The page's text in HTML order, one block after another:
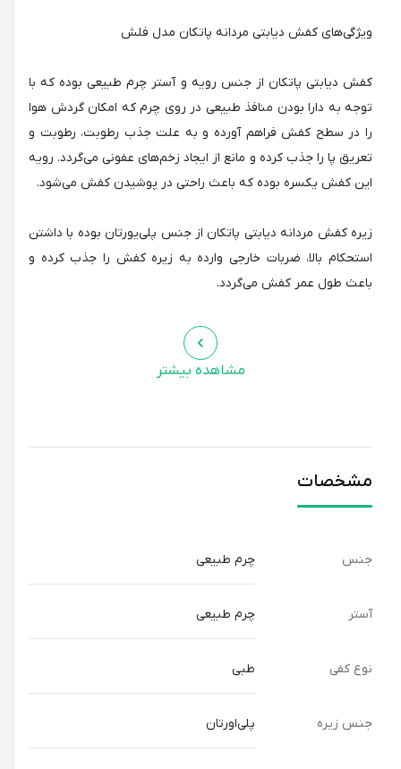
ویژگی‌های کفش دیابتی مردانه پاتکان مدل فلش
کفش دیابتی پاتکان از جنس رویه و آستر چرم طبیعی بوده که با
توجه به دارا بودن منافذ طبیعی در روی چرم که امکان گردش هوا
را در سطح کفش فراهم آورده و به علت جذب رطوبت، رطوبت و
تعریق پا را جذب کرده و مانع از ایجاد زخم‌های عفونی می‌گردد. رویه
این کفش یکسره بوده که باعث راحتی در پوشیدن کفش می‌شود.
زیره کفش مردانه دیابتی پاتکان از جنس پلی‌یورتان بوده با داشتن
استحکام بالا، ضربات خارجی وارده به زیره کفش را جذب کرده و
باعث طول عمر کفش می‌گردد.
از ویژگی‌های کفی طبی کفش پاتکان می‌توان به قابلیت شستشو و
کفش دیابتی مردانه پاتکان مدل فلش به رنگ مشکی و قابل
شده است.
مشاهده بیشتر
مشخصات
جنس چرم طبیعی
آستر چرم طبیعی
نوع کفی
جنس زیره پلی‌اورتان